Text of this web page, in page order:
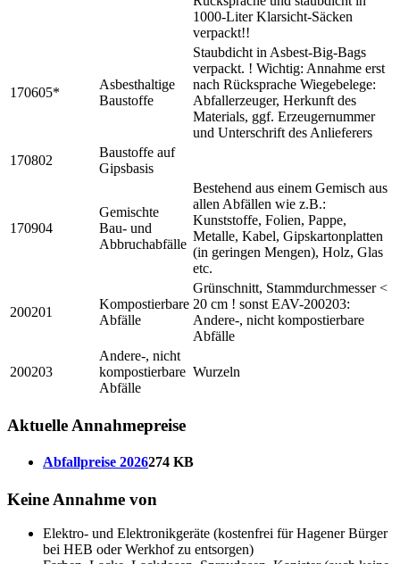
1000-Liter Klarsicht-Säcken
verpackt!!
170605*
Asbesthaltige
Baustoffe
Staubdicht in Asbest-Big-Bags
verpackt. ! Wichtig: Annahme erst
nach Rücksprache Wiegebelege:
Abfallerzeuger, Herkunft des
Materials, ggf. Erzeugernummer
und Unterschrift des Anlieferers
170802
Baustoffe auf
Gipsbasis
170904
Gemischte
Bau- und
Abbruchabfälle
Bestehend aus einem Gemisch aus
allen Abfällen wie z.B.:
Kunststoffe, Folien, Pappe,
Metalle, Kabel, Gipskartonplatten
(in geringen Mengen), Holz, Glas
etc.
200201
Kompostierbare
Abfälle
Grünschnitt, Stammdurchmesser <
20 cm ! sonst EAV-200203:
Andere-, nicht kompostierbare
Abfälle
200203
Andere-, nicht
kompostierbare
Abfälle
Wurzeln
Aktuelle Annahmepreise
Abfallpreise 2026274 KB
Keine Annahme von
Elektro- und Elektronikgeräte (kostenfrei für Hagener Bürger
bei HEB oder Werkhof zu entsorgen)